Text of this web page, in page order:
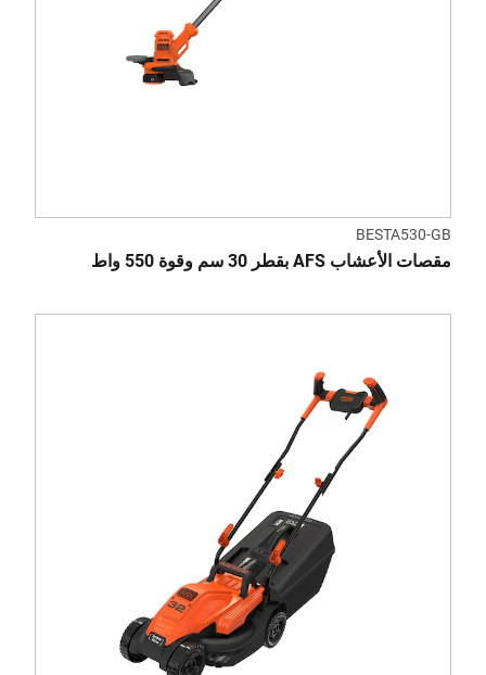
BESTA530-GB
مقصات الأعشاب AFS بقطر 30 سم وقوة 550 واط